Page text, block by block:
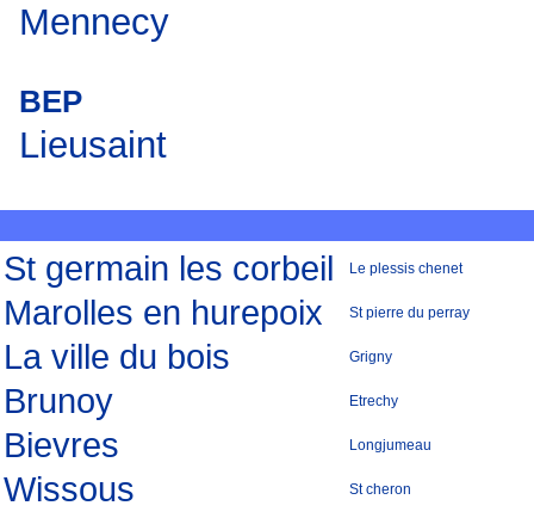
Mennecy
BEP
Lieusaint
St germain les corbeil Le plessis chenet
Marolles en hurepoix St pierre du perray
La ville du bois Grigny
Brunoy Etrechy
Bievres Longjumeau
Wissous St cheron